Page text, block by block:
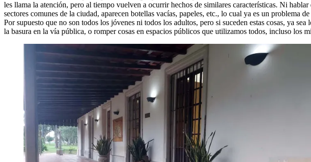
les llama la atención, pero al tiempo vuelven a ocurrir hechos de similares características. Ni
sectores comunes de la ciudad, aparecen botellas vacías, papeles, etc., lo cual ya es un problema
Por supuesto que no son todos los jóvenes ni todos los adultos, pero si suceden estas cosas, ya
la basura en la vía pública, o romper cosas en espacios públicos que utilizamos todos, incluso los